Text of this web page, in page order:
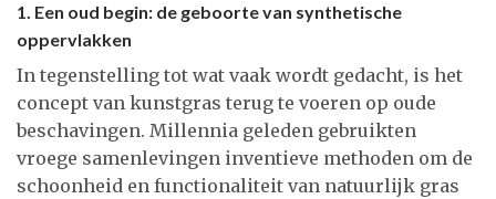
1. Een oud begin: de geboorte van synthetische
oppervlakken
In tegenstelling tot wat vaak wordt gedacht, is het
concept van kunstgras terug te voeren op oude
beschavingen. Millennia geleden gebruikten
vroege samenlevingen inventieve methoden om de
schoonheid en functionaliteit van natuurlijk gras